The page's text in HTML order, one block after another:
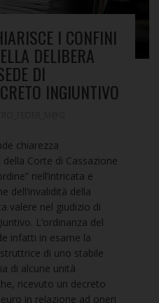
I CONFINI
DELIBERA
DI
INGIUNTIVO
chiarezza
Corte di Cassazione
nell’intricata e
dell’invalidità della
valere nel giudizio di
L’ordinanza del
infatti in esame la
di uno stabile
di alcune unità
ricevuto un decreto
in relazione ad oneri